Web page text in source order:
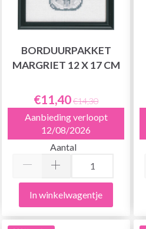
BORDUURPAKKET
MARGRIET 12 X 17 CM
€11,40€14,30
Aanbieding verloopt
12/08/2026
Aantal
In winkelwagentje